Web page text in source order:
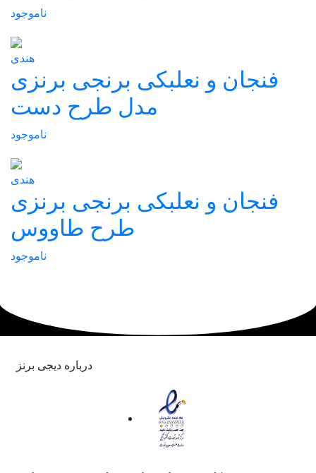
ناموجود
هندی
فنجان و نعلبکی برنجی برنزی
مدل طرح دست
ناموجود
هندی
فنجان و نعلبکی برنجی برنزی
طرح طاووس
ناموجود
درباره دیجی برنز